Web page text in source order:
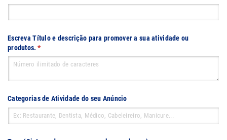
Escreva Título e descrição para promover a sua atividade ou
produtos. *
(obrigatório)
Categorias de Atividade do seu Anúncio